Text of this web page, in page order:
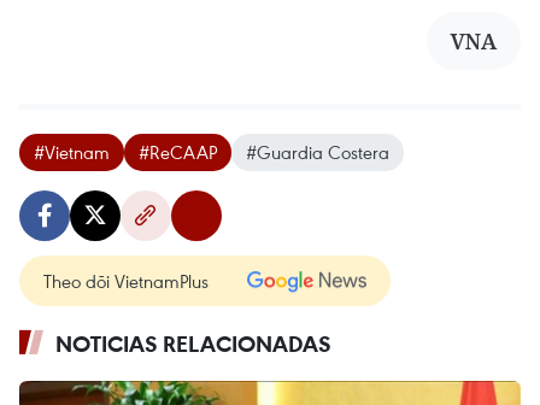
VNA
#Vietnam #ReCAAP #Guardia Costera
Theo dõi VietnamPlus
NOTICIAS RELACIONADAS